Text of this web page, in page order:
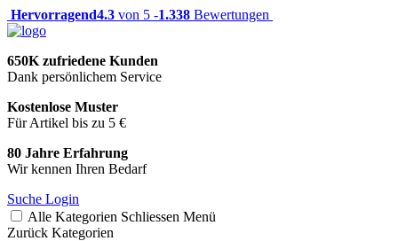
Hervorragend4.3 von 5 -1.338 Bewertungen
650K zufriedene Kunden
Dank persönlichem Service
Kostenlose Muster
Für Artikel bis zu 5 €
80 Jahre Erfahrung
Wir kennen Ihren Bedarf
Suche Login
Alle Kategorien Schliessen Menü
Zurück Kategorien